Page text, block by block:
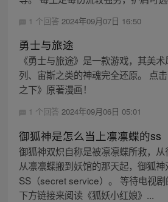
1 个回答 2024年09月07日 16:50
勇士与旅途
《勇士与旅途》是一款游戏，其美
列、宙斯之类的神魂完全还原。 点
之下》原著漫画！
1 个回答 2024年09月06日 05:01
御狐神是怎么当上凛凛蝶的ss
御狐神双炽自称是被凛凛蝶所救，从
从凛凛蝶搬到妖馆的那天起，御狐
SS（secret service）。 等待电视
下方链接来阅读《狐妖小红娘》...